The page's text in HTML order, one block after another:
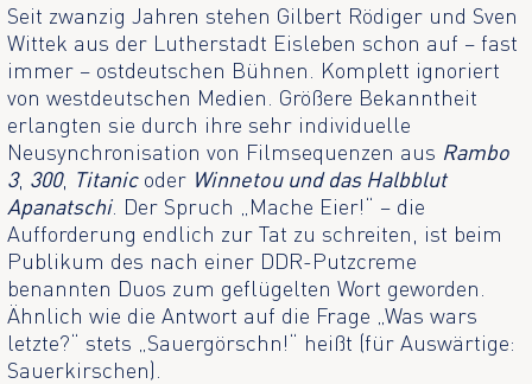
Seit zwanzig Jahren stehen Gilbert Rödiger und Sven
Wittek aus der Lutherstadt Eisleben schon auf – fast
immer – ostdeutschen Bühnen. Komplett ignoriert
von westdeutschen Medien. Größere Bekanntheit
erlangten sie durch ihre sehr individuelle
Neusynchronisation von Filmsequenzen aus Rambo
3, 300, Titanicoder Winnetou und das Halbblut
Apanatschi. Der Spruch „Mache Eier!“ – die
Aufforderung endlich zur Tat zu schreiten, ist beim
Publikum des nach einer DDR-Putzcreme
benannten Duos zum geflügelten Wort geworden.
Ähnlich wie die Antwort auf die Frage „Was wars
letzte?“ stets „Sauergörschn!“ heißt (für Auswärtige:
Sauerkirschen).